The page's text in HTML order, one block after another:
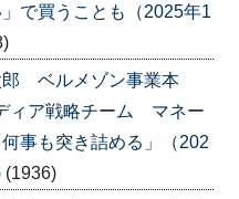
で買うことも（2025年1
ベルメゾン事業本
ア戦略チーム マネー
事も突き詰める」（202
(1936)